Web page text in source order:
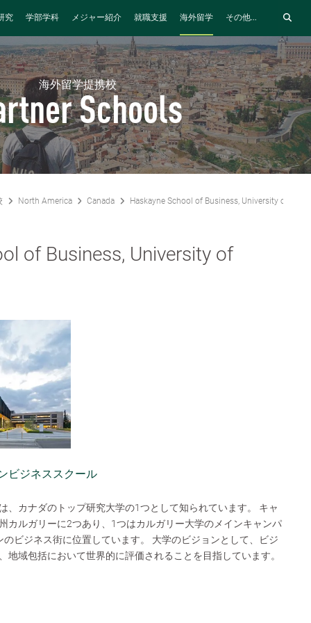
究 学部学科 メジャー紹介 就職支援 海外留学 その他...
海外留学提携校
Schools
North America Canada Haskayne School of Business, University of
of Business, University of
ビジネススクール
、カナダのトップ研究大学の1つとして知られています。 キャ
カルガリーに2つあり、1つはカルガリー大学のメインキャンパ
ビジネス街に位置しています。 大学のビジョンとして、ビジ
地域包括において世界的に評価されることを目指しています。